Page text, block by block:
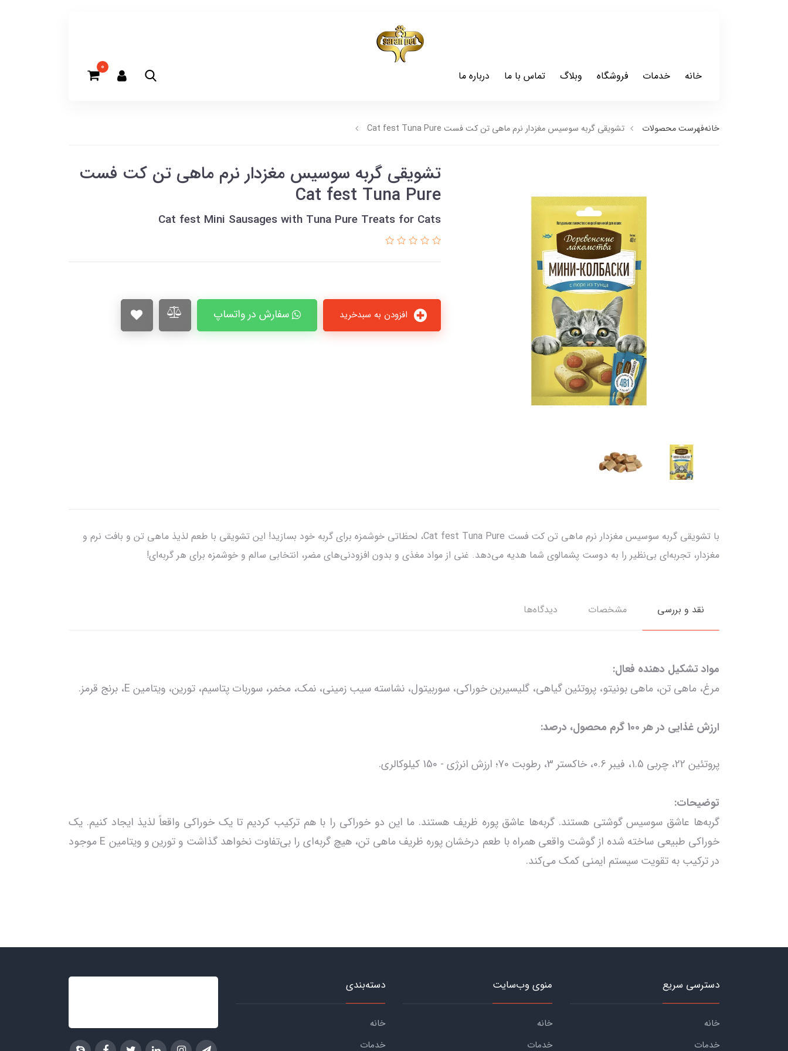
خانه خدمات فروشگاه وبلاگ تماس با ما درباره ما
0
خانهفهرست محصولات تشویقی گربه سوسیس مغزدار نرم ماهی تن کت فست Cat fest Tuna Pure
تشویقی گربه سوسیس مغزدار نرم ماهی تن کت فست
Cat fest Tuna Pure
Cat fest Mini Sausages with Tuna Pure Treats for Cats
سفارش در واتساپ
با تشویقی گربه سوسیس مغزدار نرم ماهی تن کت فست Cat fest Tuna Pure، لحظاتی خوشمزه برای گربه خود بسازید! این تشویقی با طعم لذیذ ماهی تن و بافت نرم و
مغزدار، تجربه‌ای بی‌نظیر را به دوست پشمالوی شما هدیه می‌دهد. غنی از مواد مغذی و بدون افزودنی‌های مضر، انتخابی سالم و خوشمزه برای هر گربه‌ای!
نقد و بررسی مشخصات دیدگاه‌ها
مواد تشکیل دهنده فعال:
مرغ، ماهی تن، ماهی بونیتو، پروتئین گیاهی، گلیسیرین خوراکی، سوربیتول، نشاسته سیب زمینی، نمک، مخمر، سوربات پتاسیم، تورین، ویتامین E، برنج قرمز.
ارزش غذایی در هر 100 گرم محصول، درصد:
پروتئین 22، چربی 1.5، فیبر 0.6، خاکستر 3، رطوبت 70؛ ارزش انرژی - 150 کیلوکالری.
توضیحات:
گربه‌ها عاشق سوسیس گوشتی هستند. گربه‌ها عاشق پوره ظریف هستند. ما این دو خوراکی را با هم ترکیب کردیم تا یک خوراکی واقعاً لذیذ ایجاد کنیم. یک
خوراکی طبیعی ساخته شده از گوشت واقعی همراه با طعم درخشان پوره ظریف ماهی تن، هیچ گربه‌ای را بی‌تفاوت نخواهد گذاشت و تورین و ویتامین E موجود
در ترکیب به تقویت سیستم ایمنی کمک می‌کند.
دسترسی سریع
خانه
خدمات
منوی وب‌سایت
خانه
خدمات
دسته‌بندی
خانه
خدمات